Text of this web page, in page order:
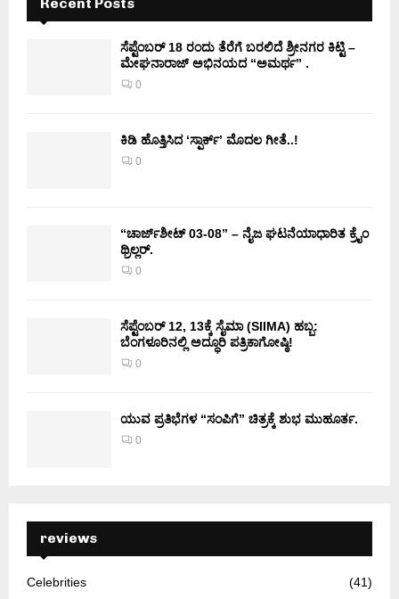
ಸೆಪ್ಟೆಂಬರ್ 18 ರಂದು ತೆರೆಗೆ ಬರಲಿದೆ ಶ್ರೀನಗರ ಕಿಟ್ಟಿ –
ಮೇಘನಾರಾಜ್ ಅಭಿನಯದ “ಅಮರ್ಥ” .
0
ಕಿಡಿ‌‌ ಹೊತ್ತಿಸಿದ ‘ಸ್ಪಾರ್ಕ್’ ಮೊದಲ‌ ಗೀತೆ..!
0
“ಚಾರ್ಜ್‌ಶೀಟ್ 03-08” – ನೈಜ ಘಟನೆಯಾಧಾರಿತ ಕ್ರೈಂ
ಥ್ರಿಲ್ಲರ್.
0
ಸೆಪ್ಟೆಂಬರ್ 12, 13ಕ್ಕೆ ಸೈಮಾ (SIIMA) ಹಬ್ಬ:
ಬೆಂಗಳೂರಿನಲ್ಲಿ ಅದ್ಧೂರಿ ಪತ್ರಿಕಾಗೋಷ್ಠಿ!
0
ಯುವ ಪ್ರತಿಭೆಗಳ “ಸಂಪಿಗೆ” ಚಿತ್ರಕ್ಕೆ ಶುಭ ಮುಹೂರ್ತ.
0
reviews
Celebrities
(41)